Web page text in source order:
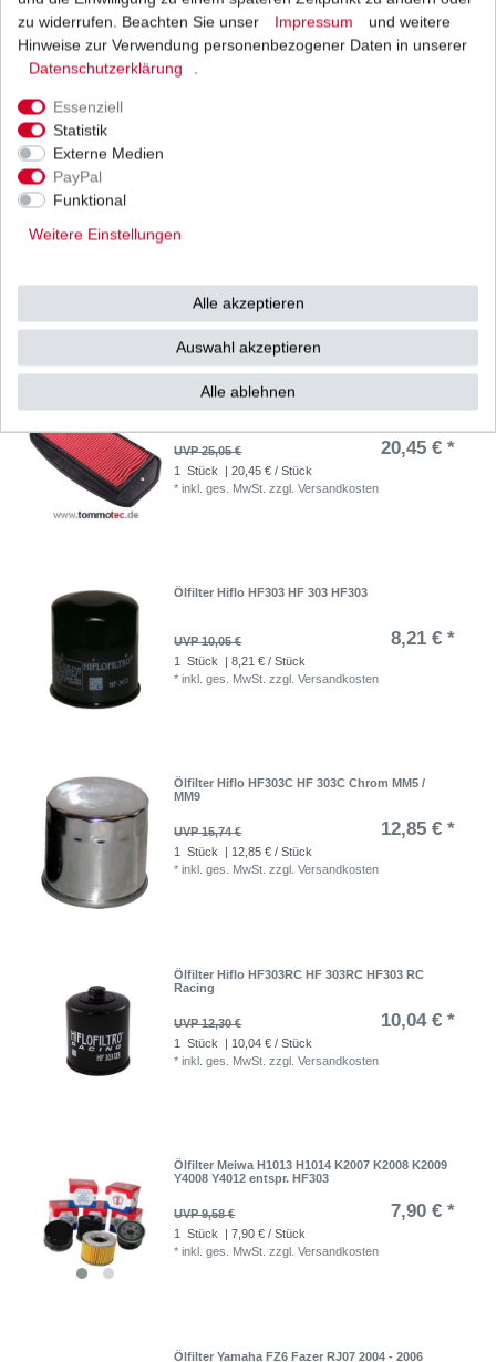
Kupplung Yamaha FZ6 N RJ07 RJ14 2004-2010
UVP 61,70 €
inkl. ges. MwSt.zzgl.
Luftfilter Hiflo Yamaha FZ6 Fazer RJ07 RJ14
UVP 25,05 € 20,45 € *
1 Stück
| 20,45 € / Stück
*inkl. ges. MwSt. zzgl.Versandkosten
Ölfilter Hiflo HF303 HF 303 HF303
UVP 10,05 € 8,21 € *
1 Stück
| 8,21 € / Stück
*inkl. ges. MwSt. zzgl.Versandkosten
Ölfilter Hiflo HF303C HF 303C Chrom MM5 /
MM9
UVP 15,74 € 12,85 € *
1 Stück
| 12,85 € / Stück
*inkl. ges. MwSt. zzgl.Versandkosten
Ölfilter Hiflo HF303RC HF 303RC HF303 RC
Racing
UVP 12,30 € 10,04 € *
1 Stück
| 10,04 € / Stück
*inkl. ges. MwSt. zzgl.Versandkosten
Ölfilter Meiwa H1013 H1014 K2007 K2008 K2009
Y4008 Y4012 entspr. HF303
UVP 9,58 € 7,90 € *
1 Stück
| 7,90 € / Stück
*inkl. ges. MwSt. zzgl.Versandkosten
Ölfilter Yamaha FZ6 Fazer RJ07 2004 - 2006
zu widerrufen. Beachten Sie unser
Impressum
und weitere
Hinweise zur Verwendung personenbezogener Daten in unserer
Daten­schutz­erklärung
Essenziell
Statistik
Externe Medien
PayPal
Funktional
Weitere Einstellungen
Alle akzeptieren
Auswahl akzeptieren
Alle ablehnen